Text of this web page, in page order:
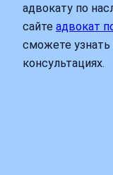
адвокату по
сайте адвокат
сможете
консультациях.